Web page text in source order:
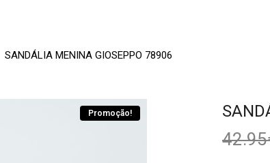
SANDÁLIA MENINA GIOSEPPO 78906
Promoção!
42.95